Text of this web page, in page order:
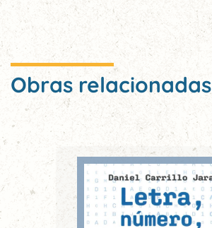
Obras relacionadas